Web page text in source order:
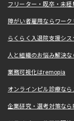
フリーター・既卒・未
障がい者雇用ならワーク
らくらく入退院支援シ
人と組織のお悩み解決な
業務可視化はremopia
オンラインピル診療なら
企業研究・選考対策な